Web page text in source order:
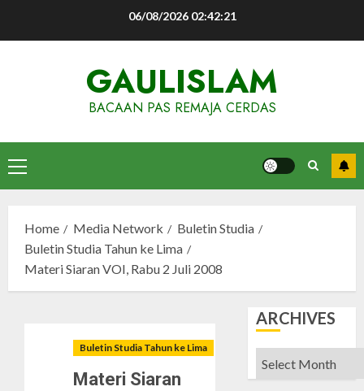
06/08/2026 02:42:21
GAULISLAM
BACAAN PAS REMAJA CERDAS
Primary
Menu
Home Media Network
Buletin Studia
Buletin Studia Tahun ke Lima
Materi Siaran VOI, Rabu 2 Juli 2008
Buletin Studia Tahun ke Lima
Materi Siaran
ARCHIVES
Archives